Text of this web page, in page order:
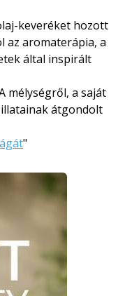
keveréket hozott
az aromaterápia, a
által inspirált
mélységről, a saját
átgondolt
"